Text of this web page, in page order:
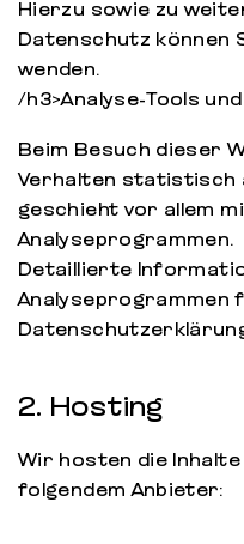
Hierzu sowie zu
Datenschutz können
wenden.
/h3>Analyse-Tools
Beim Besuch dieser
Verhalten statistisch
geschieht vor allem
Analyseprogrammen.
Detaillierte
Analyseprogrammen
2. Hosting
Wir hosten die
folgendem Anbieter: